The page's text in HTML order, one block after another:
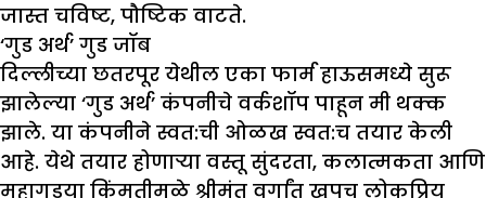
जास्त चविष्ट, पौष्टिक वाटते.
‘गुड अर्थ’ गुड जॉब
दिल्लीच्या छतरपूर येथील एका फार्म हाऊसमध्ये सुरू
झालेल्या ‘गुड अर्थ’ कंपनीचे वर्कशॉप पाहून मी थक्क
झाले. या कंपनीने स्वत:ची ओळख स्वत:च तयार केली
आहे. येथे तयार होणाऱ्या वस्तू सुंदरता, कलात्मकता आणि
महागडया किंमतीमुळे श्रीमंत वर्गांत खूपच लोकप्रिय